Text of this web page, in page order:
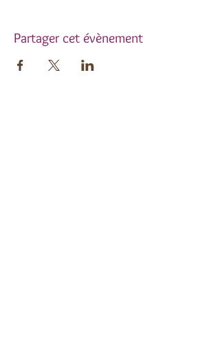
Partager cet évènement